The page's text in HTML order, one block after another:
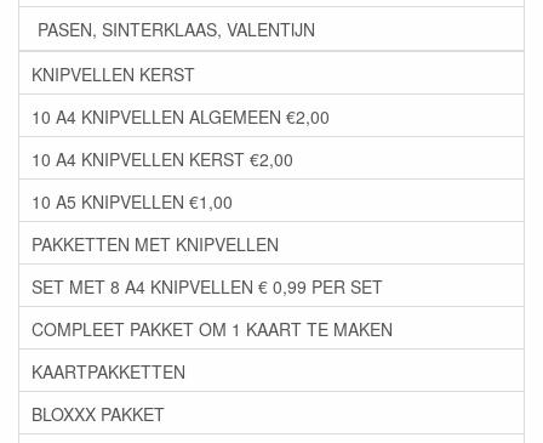
PASEN, SINTERKLAAS, VALENTIJN
KNIPVELLEN KERST
10 A4 KNIPVELLEN ALGEMEEN €2,00
10 A4 KNIPVELLEN KERST €2,00
10 A5 KNIPVELLEN €1,00
PAKKETTEN MET KNIPVELLEN
SET MET 8 A4 KNIPVELLEN € 0,99 PER SET
COMPLEET PAKKET OM 1 KAART TE MAKEN
KAARTPAKKETTEN
BLOXXX PAKKET